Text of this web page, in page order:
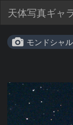
天体写真ギャ
モンドシャ